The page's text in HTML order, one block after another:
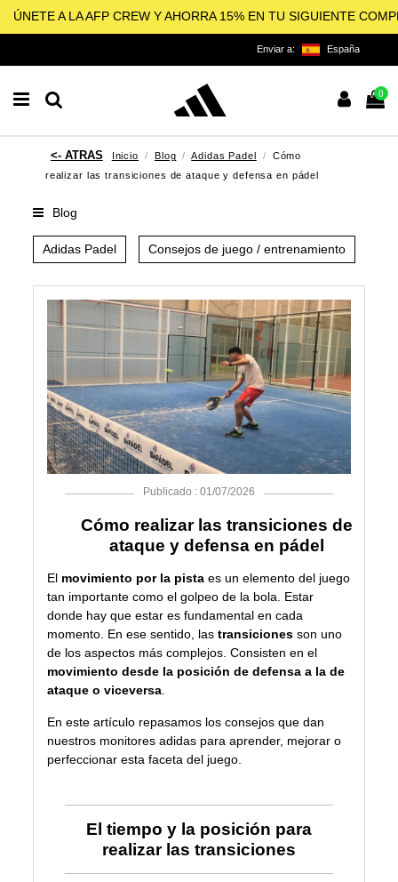
ÚNETE A LA AFP CREW Y AHORRA 15% EN TU SIGUIENTE
Enviar a: España
0
Inicio Blog Adidas Padel
Cómo
realizar las transiciones de ataque y defensa en pádel
Blog
Adidas Padel Consejos de juego / entrenamiento
Publicado : 01/07/2026
Cómo realizar las transiciones de
ataque y defensa en pádel
El movimiento por la pista es un elemento del juego
tan importante como elgolpeo de la bola . Estar
donde hay que estar es fundamental en cada
momento. En ese sentido, lastransiciones son uno
de los aspectos más complejos. Consisten en el
movimiento desde la posición de defensa a la de
ataque o viceversa
En este artículo repasamos los consejos que dan
nuestros monitores adidas para aprender, mejorar o
perfeccionar esta faceta del juego.
El tiempo y la posición para
realizar las transiciones